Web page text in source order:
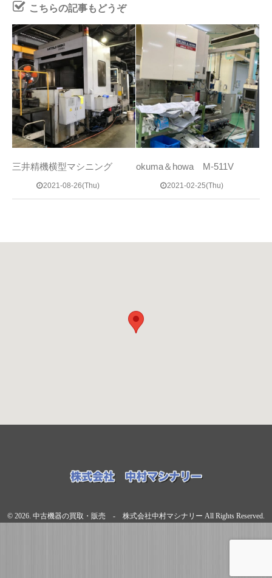
こちらの記事もどうぞ
三井精機横型マシニング
2021-08-26(Thu)
okuma＆howa M-511V
2021-02-25(Thu)
© 2026. 中古機器の買取・販売 - 株式会社中村マシナリー All Rights Reserved.